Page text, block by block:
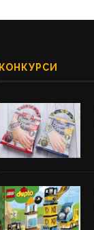
КОНКУРСИ